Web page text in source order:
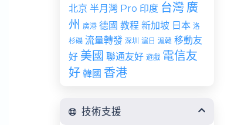
北京 半月灣 Pro 印度 台灣 廣
州 廣港 德國 教程 新加坡 日本 洛
杉磯 流量轉發 深圳 滬日 滬韓 移動友
好 美國 聯通友好 遊戲 電信友
好 韓國 香港
技術支援